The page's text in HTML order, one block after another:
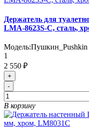
Держатель для
LMA-8623S-C, сталь,
Модель:Пушкин_Pushkin
1
2 550 ₽
+
-
В корзину